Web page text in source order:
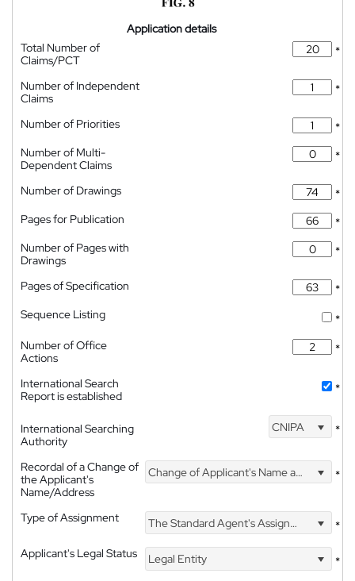
Application details
Total Number of
Claims/PCT
*
Number of Independent
Claims
*
Number of Priorities
*
Number of Multi-
Dependent Claims
*
Number of Drawings
*
Pages for Publication
*
Number of Pages with
Drawings
*
Pages of Specification
*
Sequence Listing
*
Number of Office
Actions
*
International Search
Report is established
*
International Searching
Authority
CNIPA *
Recordal of a Change of
the Applicant's
Name/Address
Change of Applicant's Name and Address *
Type of Assignment The Standard Agent's Assignment
*
Applicant's Legal Status
Legal Entity
*